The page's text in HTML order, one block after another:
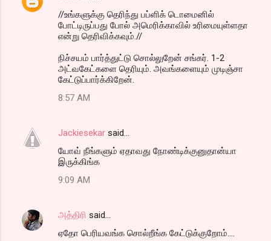
//உங்களுக்கு தெரிந்து பப்ளிக் டொமைனில்
போட்டிருப்பது போல் அமெரிக்காவில் உரிமையுள்ளதா
என்று தெரிவிக்கவும்.//
நிச்சயம் பார்த்துட்டு சொல்லுறேன் சங்கர். 1-2
அட்வகேட்களை தெரியும். அவங்களையும் முடிஞ்சா
கேட்டுப்பார்க்கிறேன்.
8:57 AM
Jackiesekar said…
யோவ் நீங்களும் ஏதாவது நோண்டிக்குனுதான்யா
இருக்கிங்க
9:09 AM
அத்திரி said…
ஏதோ பெரியவங்க சொல்றீங்க கேட்டுக்குறோம்....